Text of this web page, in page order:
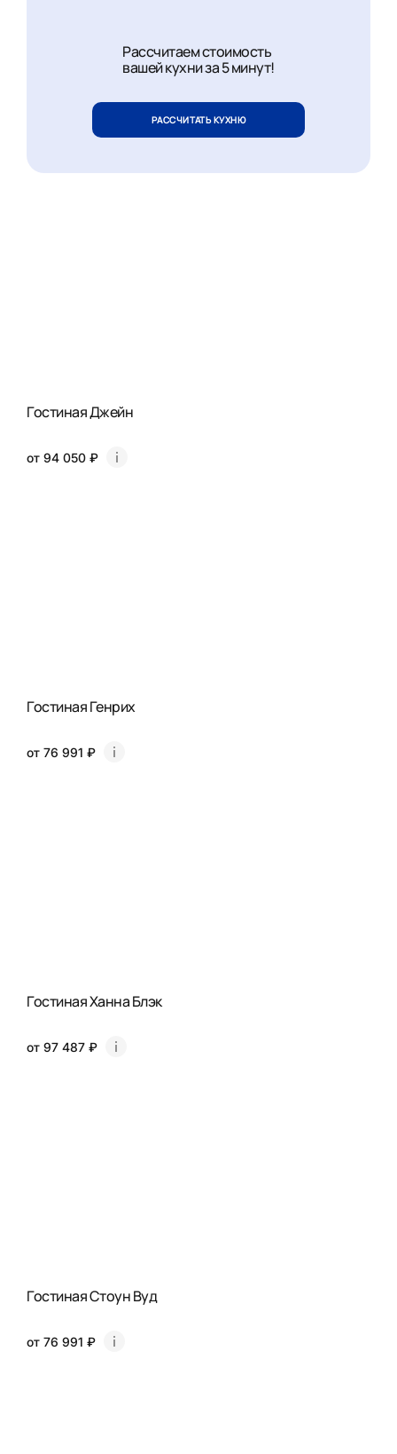
Рассчитаем стоимость
вашей кухни за 5 минут!
РАССЧИТАТЬ КУХНЮ
Гостиная Джейн
от 94 050 ₽
Гостиная Генрих
от 76 991 ₽
Гостиная Ханна Блэк
от 97 487 ₽
Гостиная Стоун Вуд
от 76 991 ₽